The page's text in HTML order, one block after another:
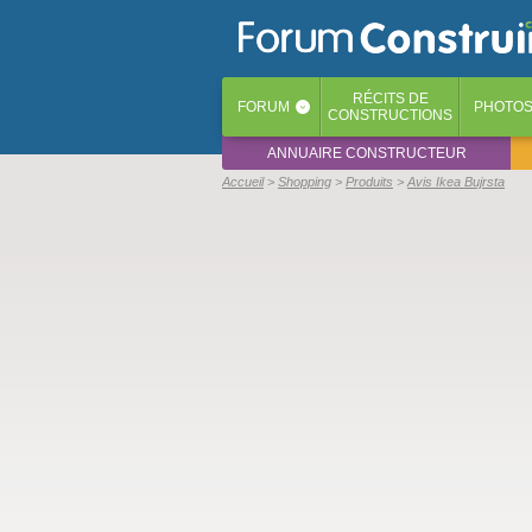
FORUM ‹ RÉCITS DE
CONSTRUCTIONS
PHOTOS
ANNUAIRE CONSTRUCTEUR
Accueil Shopping Produits Avis Ikea Bujrsta